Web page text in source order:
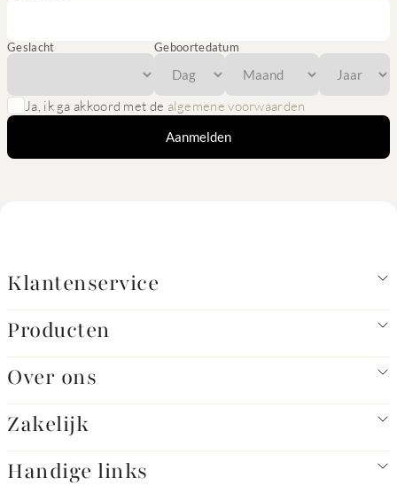
Geslacht Geboortedatum
Ja, ik ga akkoord met de algemene voorwaarden
Aanmelden
Klantenservice
Producten
Over ons
Zakelijk
Handige links